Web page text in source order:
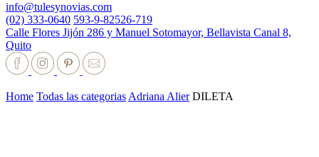
info@tulesynovias.com
(02) 333-0640 593-9-82526-719
Calle Flores Jijón 286 y Manuel Sotomayor, Bellavista Canal 8,
Quito
Home Todas las categorias Adriana Alier DILETA